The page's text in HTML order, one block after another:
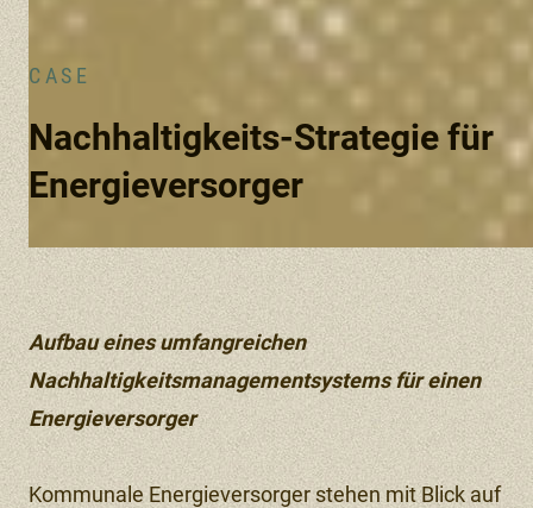
CASE
Nachhaltigkeits-Strategie für
Energieversorger
Aufbau eines umfangreichen
Nachhaltigkeitsmanagementsystems für einen
Energieversorger
Kommunale Energieversorger stehen mit Blick auf